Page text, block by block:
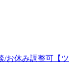
/お休み調整可【ツ